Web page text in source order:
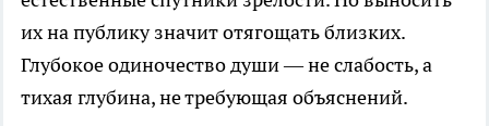
их на публику значит отягощать близких.
Глубокое одиночество души — не слабость, а
тихая глубина, не требующая объяснений.